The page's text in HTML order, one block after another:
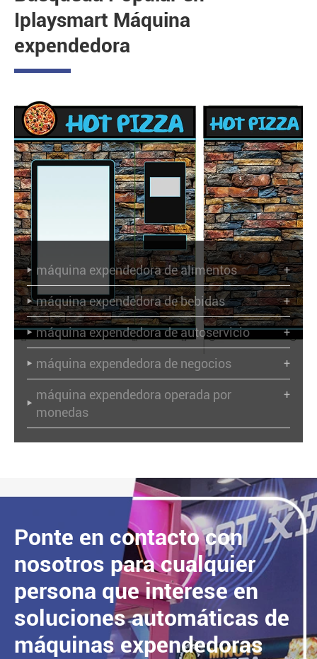
Iplaysmart Máquina
expendedora
 máquina expendedora de alimentos +
 máquina expendedora de bebidas +
 máquina expendedora de autoservicio +
 máquina expendedora de negocios +

máquina expendedora operada por
monedas
+
Ponte en contacto con
nosotros para cualquier
persona que interese en
soluciones automáticas de
máquinas expendedoras